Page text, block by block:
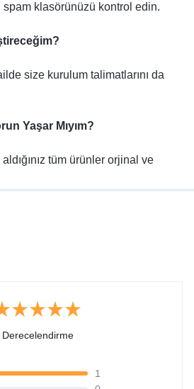
spam klasörünüzü kontrol edin.
size kurulum talimatlarını da
Yaşar Mıyım?
tüm ürünler orjinal ve
Derecelendirme
1